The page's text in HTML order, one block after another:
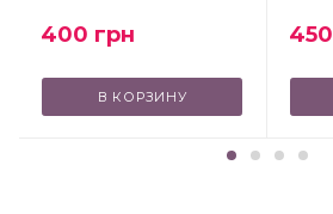
400 грн
В КОРЗИНУ
450